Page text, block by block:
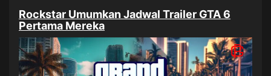
Rockstar Umumkan Jadwal Trailer GTA 6
Pertama Mereka